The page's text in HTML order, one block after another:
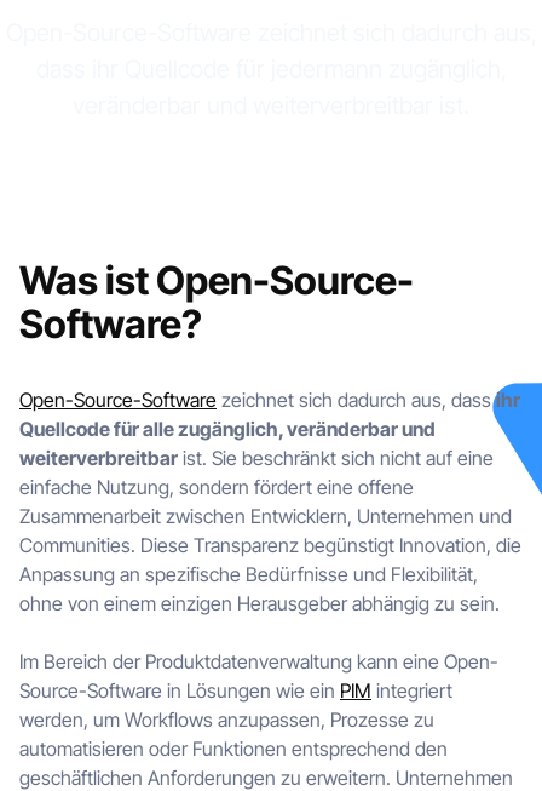
Was ist Open-Source-
Software?
Open-Source-Software zeichnet sich dadurch aus, dassihr
Quellcode für alle zugänglich, veränderbar und
weiterverbreitbar ist. Sie beschränkt sich nicht auf eine
einfache Nutzung, sondern fördert eine offene
Zusammenarbeit zwischen Entwicklern, Unternehmen und
Communities. Diese Transparenz begünstigt Innovation, die
Anpassung an spezifische Bedürfnisse und Flexibilität,
ohne von einem einzigen Herausgeber abhängig zu sein.
Im Bereich der Produktdatenverwaltung kann eine Open-
Source-Software in Lösungen wie ein PIM integriert
werden, um Workflows anzupassen, Prozesse zu
automatisieren oder Funktionen entsprechend den
geschäftlichen Anforderungen zu erweitern. Unternehmen